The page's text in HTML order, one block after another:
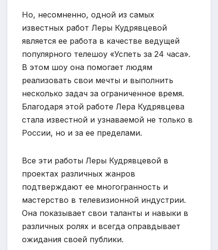
Но, несомненно, одной из самых
известных работ Леры Кудрявцевой
является ее работа в качестве ведущей
популярного телешоу «Успеть за 24 часа».
В этом шоу она помогает людям
реализовать свои мечты и выполнить
несколько задач за ограниченное время.
Благодаря этой работе Лера Кудрявцева
стала известной и узнаваемой не только в
России, но и за ее пределами.
Все эти работы Леры Кудрявцевой в
проектах различных жанров
подтверждают ее многогранность и
мастерство в телевизионной индустрии.
Она показывает свои таланты и навыки в
различных ролях и всегда оправдывает
ожидания своей публики.